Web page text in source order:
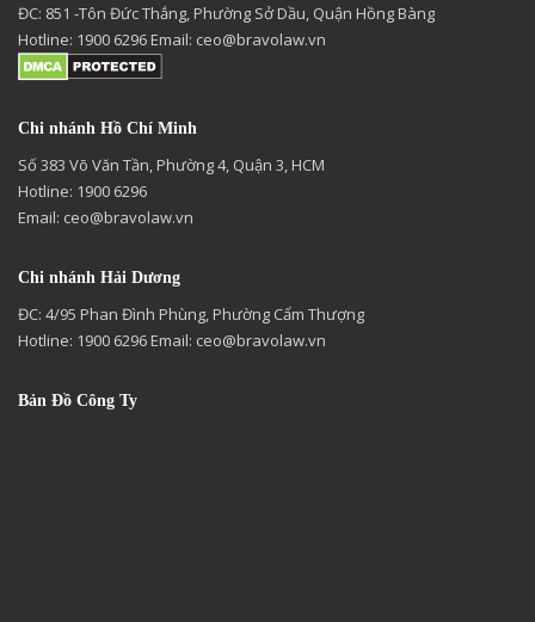
ĐC: 851 -Tôn Đức Thắng, Phường Sở Dầu, Quận Hồng Bàng
Hotline: 1900 6296 Email: ceo@bravolaw.vn
Chi nhánh Hồ Chí Minh
Số 383 Võ Văn Tần, Phường 4, Quận 3, HCM
Hotline: 1900 6296
Email: ceo@bravolaw.vn
Chi nhánh Hải Dương
ĐC: 4/95 Phan Đình Phùng, Phường Cẩm Thượng
Hotline: 1900 6296 Email: ceo@bravolaw.vn
Bản Đồ Công Ty